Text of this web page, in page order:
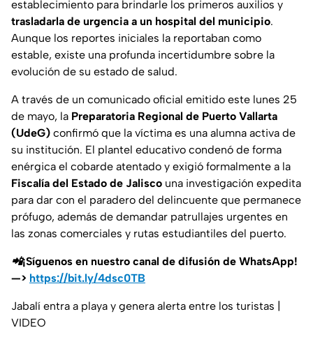
establecimiento para brindarle los primeros auxilios y
trasladarla de urgencia a un hospital del municipio.
Aunque los reportes iniciales la reportaban como
estable, existe una profunda incertidumbre sobre la
evolución de su estado de salud.
A través de un comunicado oficial emitido este lunes 25
de mayo, la Preparatoria Regional de Puerto Vallarta
(UdeG) confirmó que la víctima es una alumna activa de
su institución. El plantel educativo condenó de forma
enérgica el cobarde atentado y exigió formalmente a la
Fiscalía del Estado de Jalisco una investigación expedita
para dar con el paradero del delincuente que permanece
prófugo, además de demandar patrullajes urgentes en
las zonas comerciales y rutas estudiantiles del puerto.
📲¡Síguenos en nuestro canal de difusión de WhatsApp!
—> https://bit.ly/4dsc0TB
Jabalí entra a playa y genera alerta entre los turistas |
VIDEO